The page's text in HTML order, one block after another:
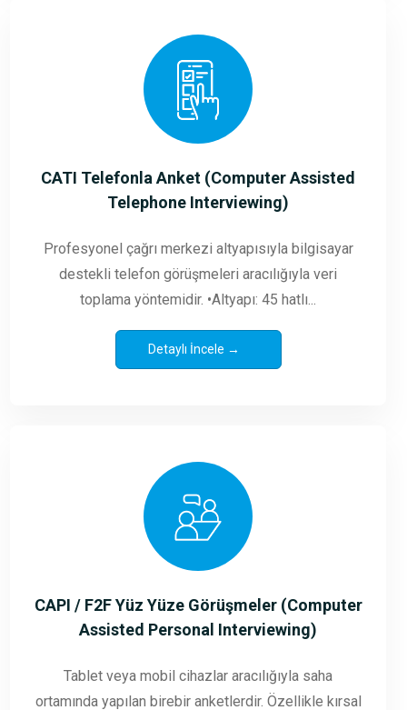
CATI Telefonla Anket (Computer Assisted
Telephone Interviewing)
Profesyonel çağrı merkezi altyapısıyla bilgisayar
destekli telefon görüşmeleri aracılığıyla veri
toplama yöntemidir. •Altyapı: 45 hatlı...
Detaylı İncele →
CAPI / F2F Yüz Yüze Görüşmeler (Computer
Assisted Personal Interviewing)
Tablet veya mobil cihazlar aracılığıyla saha
ortamında yapılan birebir anketlerdir. Özellikle kırsal